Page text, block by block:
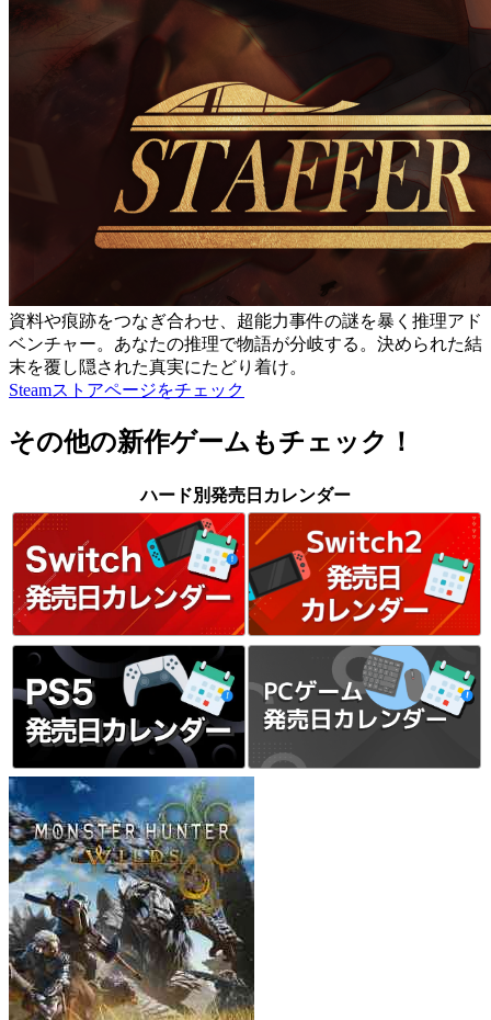
資料や痕跡をつなぎ合わせ、超能力事件の謎を暴く推理アド
ベンチャー。あなたの推理で物語が分岐する。決められた結
末を覆し隠された真実にたどり着け。
Steamストアページをチェック
その他の新作ゲームもチェック！
ハード別発売日カレンダー